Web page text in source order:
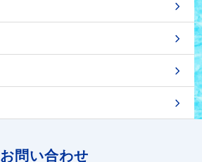
お問い合わせ